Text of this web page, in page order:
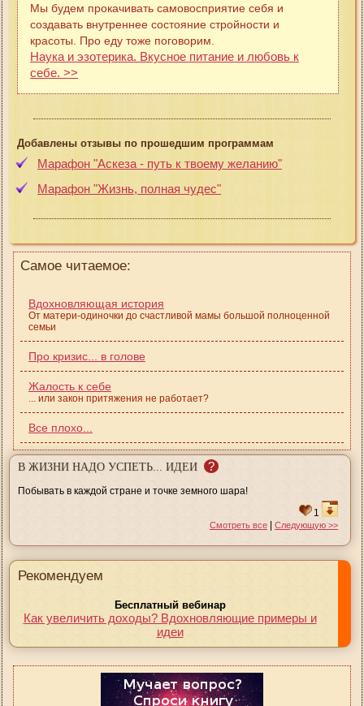
Мы будем прокачивать самовосприятие себя и
создавать внутреннее состояние стройности и
красоты. Про еду тоже поговорим.
Наука и эзотерика. Вкусное питание и любовь к
себе. >>
Добавлены отзывы по прошедшим программам
Марафон "Аскеза - путь к твоему желанию"
Марафон "Жизнь, полная чудес"
Самое читаемое:
Вдохновляющая история
От матери-одиночки до счастливой мамы большой полноценной
семьи
Про кризис... в голове
Жалость к себе
... или закон притяжения не работает?
Все плохо...
В ЖИЗНИ НАДО УСПЕТЬ... ИДЕИ ?
Побывать в каждой стране и точке земного шара!
1
Смотреть все | Следующую >>
Рекомендуем
Бесплатный вебинар
Как увеличить доходы? Вдохновляющие примеры и
идеи